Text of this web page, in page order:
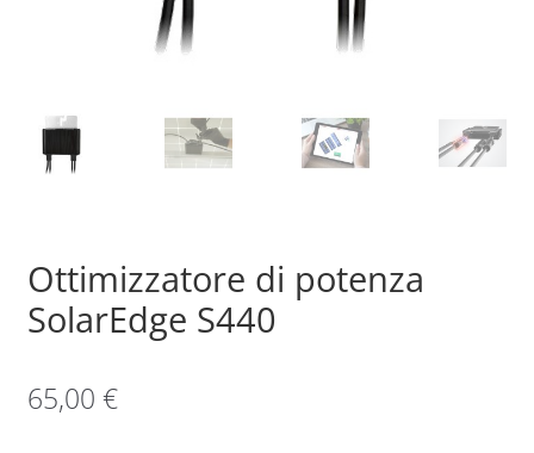
Ottimizzatore di potenza
SolarEdge S440
65,00 €